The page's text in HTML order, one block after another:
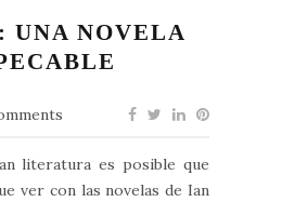
UNA NOVELA
literatura es posible que
ver con las novelas de Ian